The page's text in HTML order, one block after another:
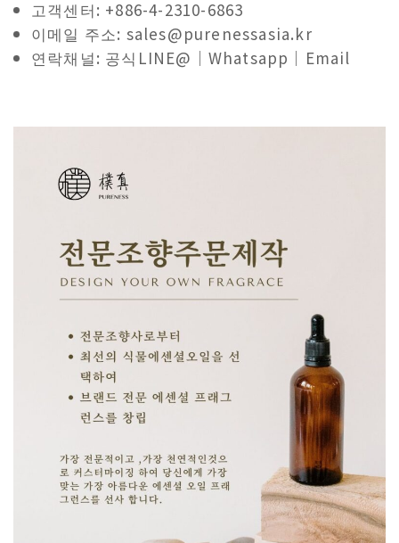
고객센터: +886-4-2310-6863
이메일 주소: sales@purenessasia.kr
연락채널: 공식LINE@｜Whatsapp｜Email